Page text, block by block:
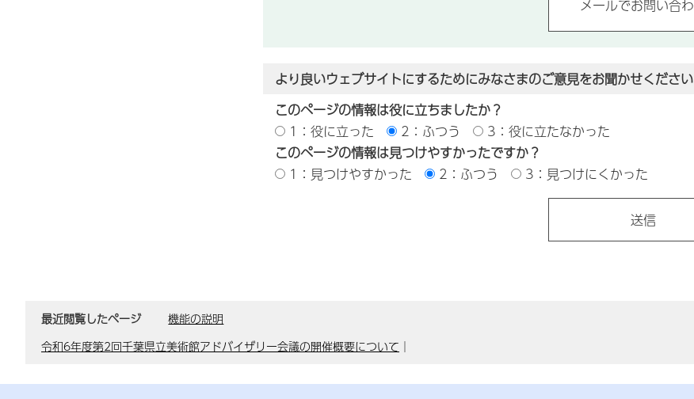
より良いウェブサイトにするためにみなさまのご意見をお聞かせください
このページの情報は役に立ちましたか？
1：役に立った
2：ふつう
3：役に立たなかった
このページの情報は見つけやすかったですか？
1：見つけやすかった
2：ふつう 3：見つけにくかった
最近閲覧したページ
機能の説明
令和6年度第2回千葉県立美術館アドバイザリー会議の開催概要について ｜